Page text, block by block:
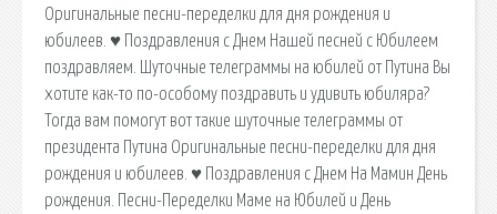
Оригинальные песни-переделки для дня рождения и
юбилеев. ♥ Поздравления с Днем Нашей песней с Юбилеем
поздравляем. Шуточные телеграммы на юбилей от Путина Вы
хотите как-то по-особому поздравить и удивить юбиляра?
Тогда вам помогут вот такие шуточные телеграммы от
президента Путина Оригинальные песни-переделки для дня
рождения и юбилеев. ♥ Поздравления с Днем На Мамин День
рождения. Песни-Переделки Маме на Юбилей и День